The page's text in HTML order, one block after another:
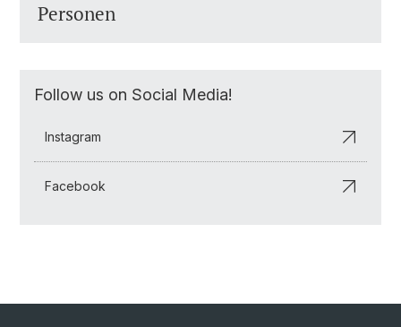
Personen
Follow us on Social Media!
Instagram
Facebook